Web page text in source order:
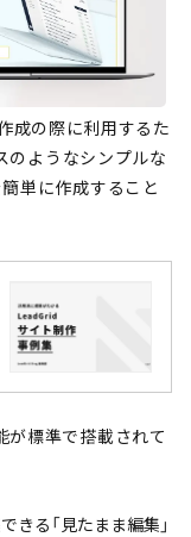
成の際に利用するた
のようなシンプルな
単に作成すること
が標準で搭載されて
る「見たまま編集」